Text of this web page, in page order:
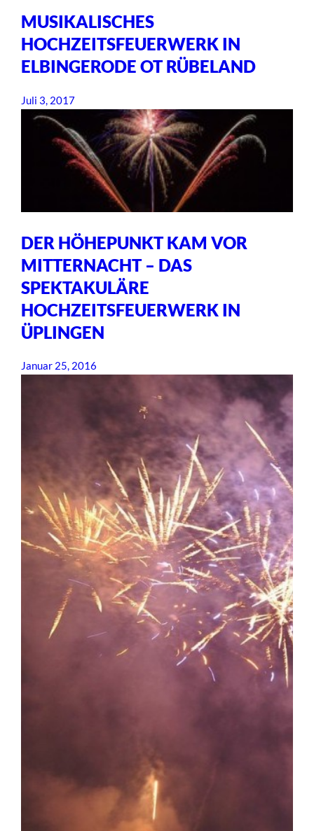
MUSIKALISCHES
HOCHZEITSFEUERWERK IN
ELBINGERODE OT RÜBELAND
Juli 3, 2017
DER HÖHEPUNKT KAM VOR
MITTERNACHT – DAS
SPEKTAKULÄRE
HOCHZEITSFEUERWERK IN
ÜPLINGEN
Januar 25, 2016